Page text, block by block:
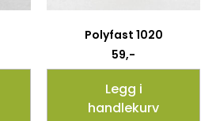
Polyfast 1020
59,-
Legg i
handlekurv